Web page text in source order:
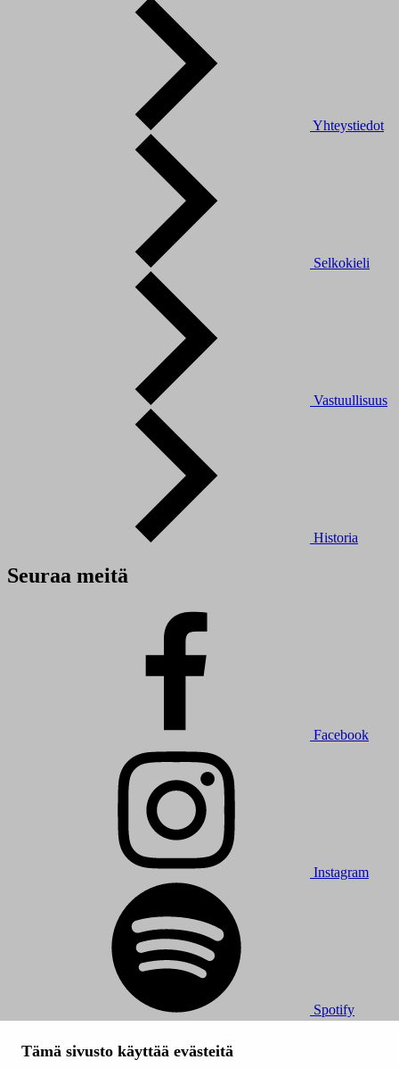
Tämä sivusto käyttää evästeitä
Yhteystiedot
Selkokieli
Vastuullisuus
Historia
Seuraa meitä
Facebook
Instagram
Spotify
Kaikki oikeudet muutoksiin pidätetään.